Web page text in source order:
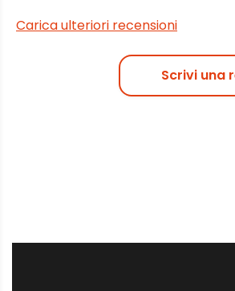
Carica ulteriori recensioni
Scrivi una